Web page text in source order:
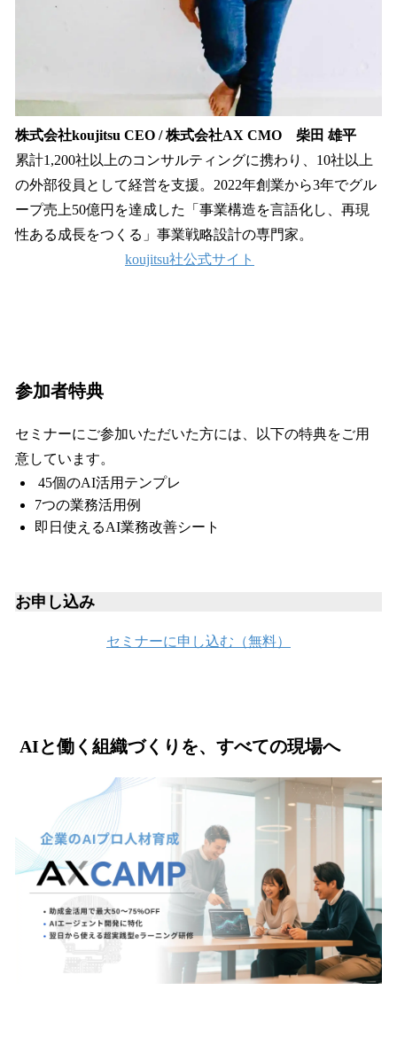
株式会社koujitsu CEO / 株式会社AX CMO 柴田 雄平
累計1,200社以上のコンサルティングに携わり、10社以上
の外部役員として経営を支援。2022年創業から3年でグル
ープ売上50億円を達成した「事業構造を言語化し、再現
性ある成長をつくる」事業戦略設計の専門家。
koujitsu社公式サイト
参加者特典
セミナーにご参加いただいた方には、以下の特典をご用
意しています。
45個のAI活用テンプレ
7つの業務活用例
即日使えるAI業務改善シート
お申し込み
セミナーに申し込む（無料）
AIと働く組織づくりを、すべての現場へ